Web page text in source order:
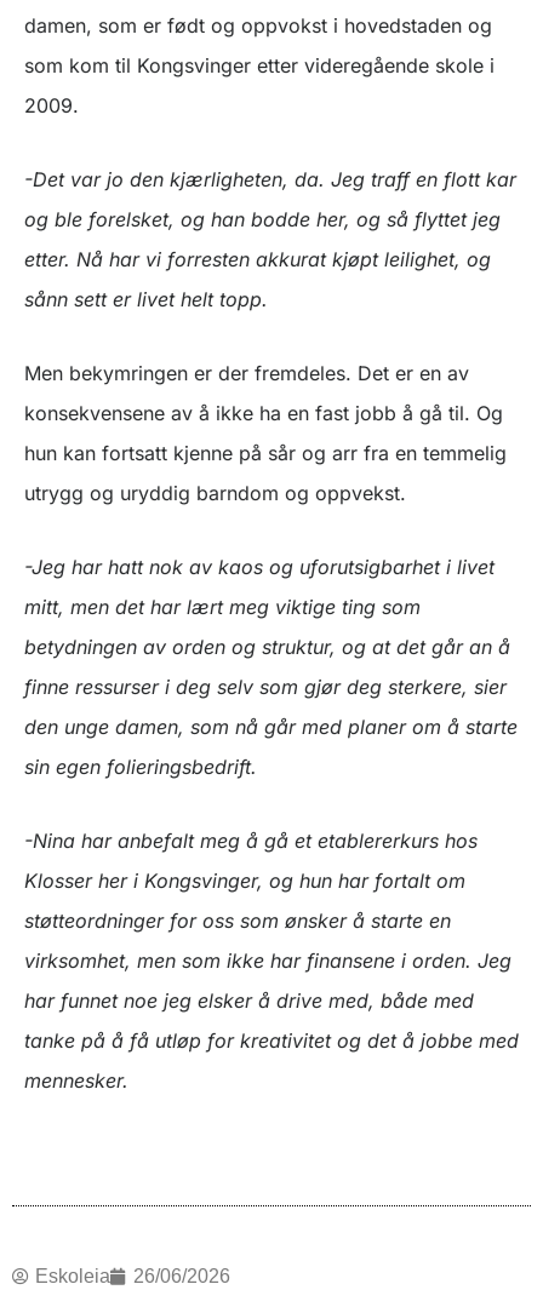
damen, som er født og oppvokst i hovedstaden og
som kom til Kongsvinger etter videregående skole i
2009.
-Det var jo den kjærligheten, da. Jeg traff en flott kar
og ble forelsket, og han bodde her, og så flyttet jeg
etter. Nå har vi forresten akkurat kjøpt leilighet, og
sånn sett er livet helt topp.
Men bekymringen er der fremdeles. Det er en av
konsekvensene av å ikke ha en fast jobb å gå til. Og
hun kan fortsatt kjenne på sår og arr fra en temmelig
utrygg og uryddig barndom og oppvekst.
-Jeg har hatt nok av kaos og uforutsigbarhet i livet
mitt, men det har lært meg viktige ting som
betydningen av orden og struktur, og at det går an å
finne ressurser i deg selv som gjør deg sterkere, sier
den unge damen, som nå går med planer om å starte
sin egen folieringsbedrift.
-Nina har anbefalt meg å gå et etablererkurs hos
Klosser her i Kongsvinger, og hun har fortalt om
støtteordninger for oss som ønsker å starte en
virksomhet, men som ikke har finansene i orden. Jeg
har funnet noe jeg elsker å drive med, både med
tanke på å få utløp for kreativitet og det å jobbe med
mennesker.
Eskoleia 26/06/2026